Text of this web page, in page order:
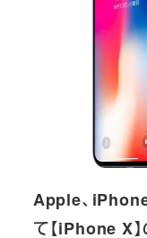
Apple、
て【iPhone X